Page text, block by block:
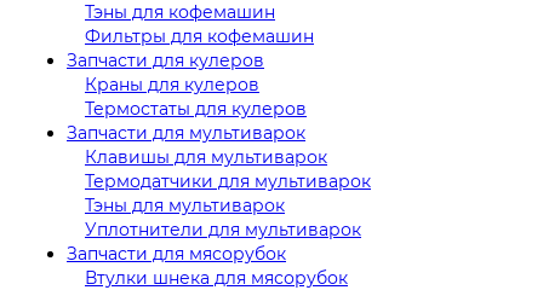
Тэны для кофемашин
Фильтры для кофемашин
Запчасти для кулеров
Краны для кулеров
Термостаты для кулеров
Запчасти для мультиварок
Клавишы для мультиварок
Термодатчики для мультиварок
Тэны для мультиварок
Уплотнители для мультиварок
Запчасти для мясорубок
Втулки шнека для мясорубок